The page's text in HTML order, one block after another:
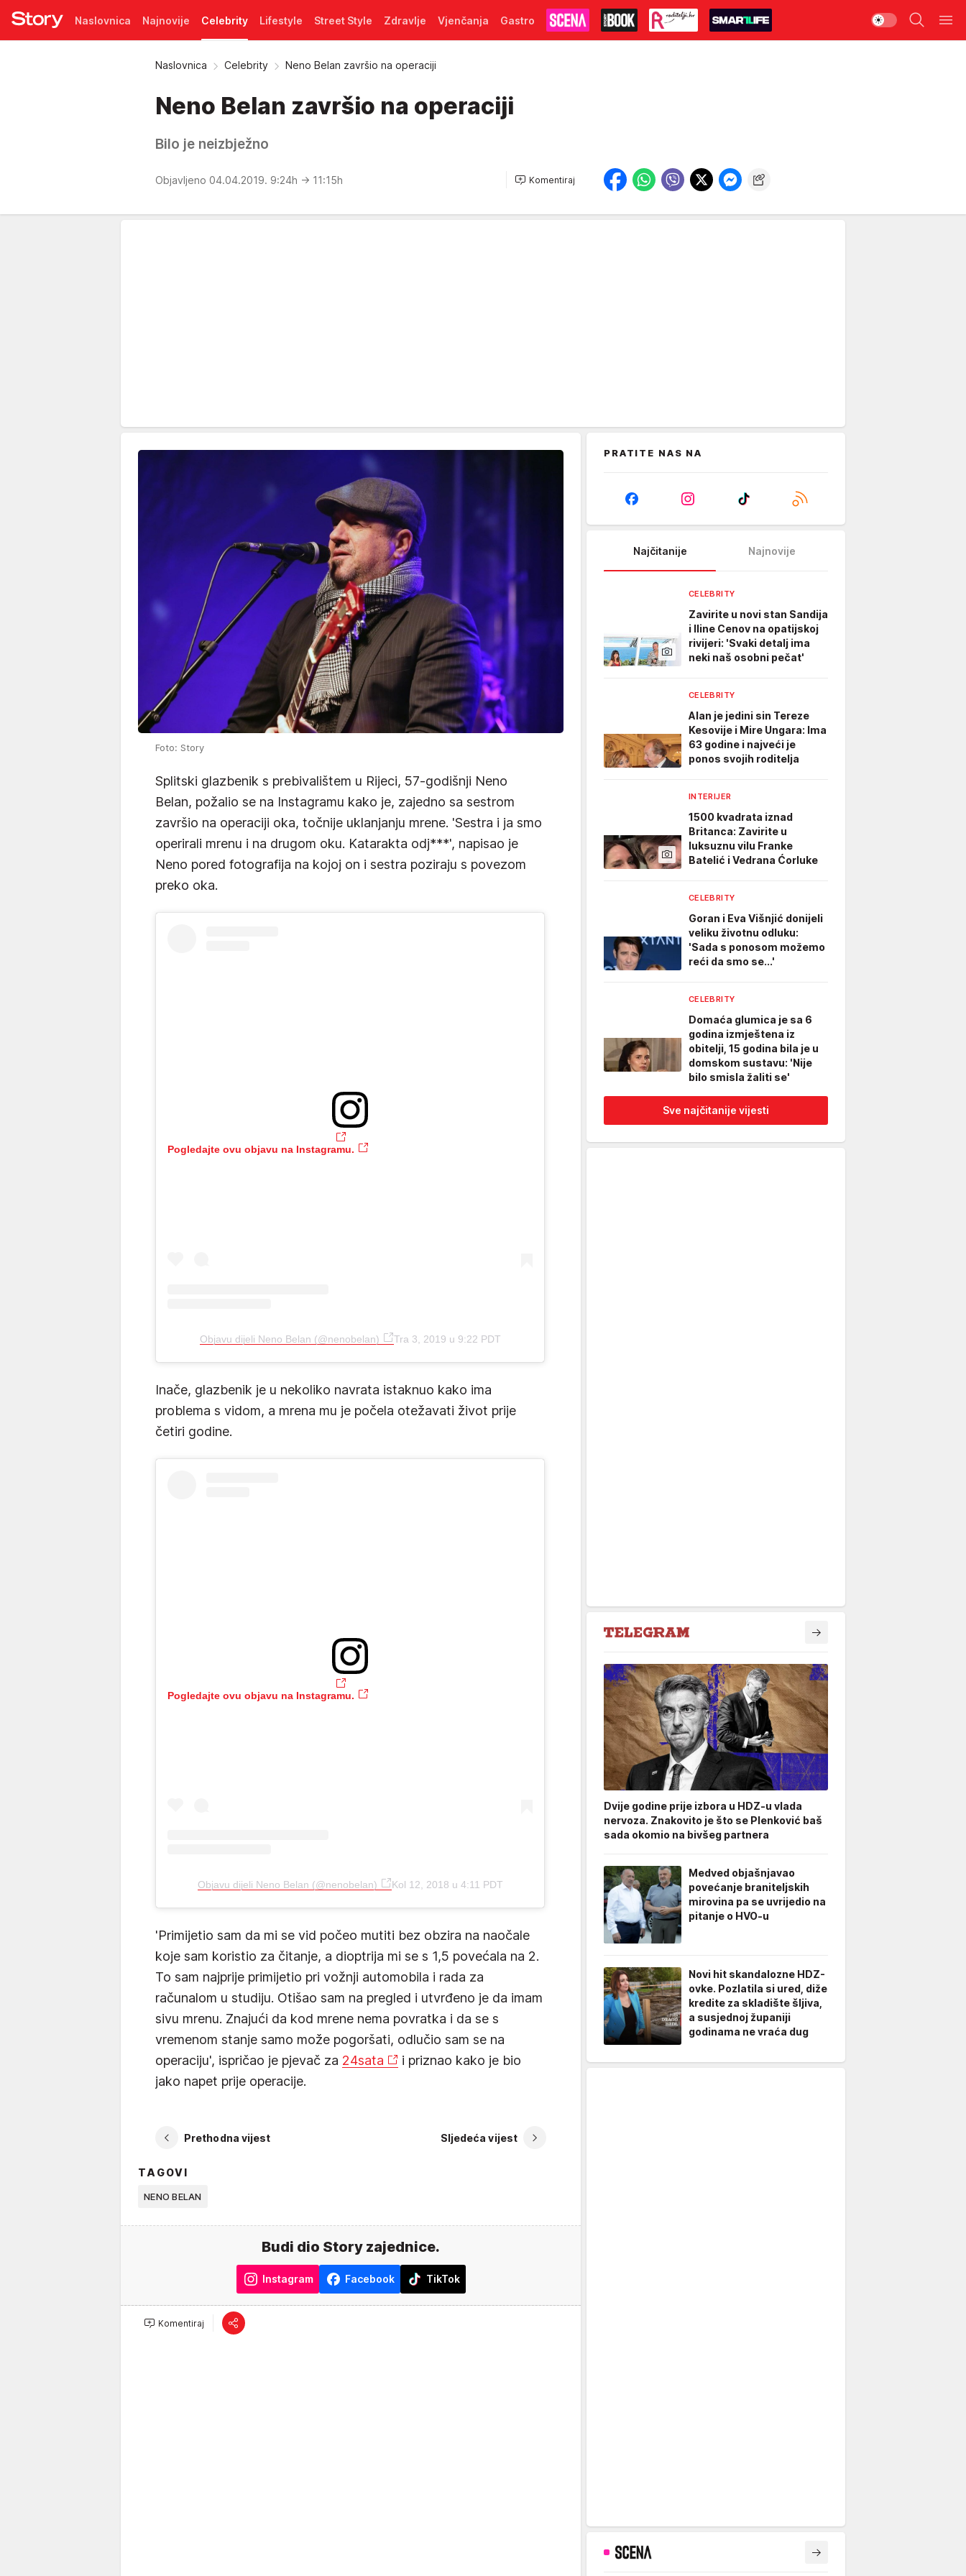
Naslovnica Najnovije Celebrity Lifestyle Street Style Zdravlje Vjenčanja Gastro
Naslovnica Celebrity Neno Belan završio na operaciji
Neno Belan završio na operaciji
Bilo je neizbježno
Objavljeno 04.04.2019. 9:24h → 11:15h Komentiraj
Foto: Story
Splitski glazbenik s prebivalištem u Rijeci, 57-godišnji Neno
Belan, požalio se na Instagramu kako je, zajedno sa sestrom
završio na operaciji oka, točnije uklanjanju mrene. 'Sestra i ja smo
operirali mrenu i na drugom oku. Katarakta odj***', napisao je
Neno pored fotografija na kojoj on i sestra poziraju s povezom
preko oka.
Pogledajte ovu objavu na Instagramu.
Objavu dijeli Neno Belan (@nenobelan) Tra 3, 2019 u 9:22 PDT
Inače, glazbenik je u nekoliko navrata istaknuo kako ima
problema s vidom, a mrena mu je počela otežavati život prije
četiri godine.
Pogledajte ovu objavu na Instagramu.
Objavu dijeli Neno Belan (@nenobelan) Kol 12, 2018 u 4:11 PDT
'Primijetio sam da mi se vid počeo mutiti bez obzira na naočale
koje sam koristio za čitanje, a dioptrija mi se s 1,5 povećala na 2.
To sam najprije primijetio pri vožnji automobila i rada za
računalom u studiju. Otišao sam na pregled i utvrđeno je da imam
sivu mrenu. Znajući da kod mrene nema povratka i da se s
vremenom stanje samo može pogoršati, odlučio sam se na
operaciju', ispričao je pjevač za 24sata
i priznao kako je bio
jako napet prije operacije.
Prethodna vijest Sljedeća vijest
TAGOVI
NENO BELAN
Budi dio Story zajednice.
Instagram Facebook TikTok
Komentiraj
PRATITE NAS NA
Najčitanije Najnovije
CELEBRITY
Zavirite u novi stan Sandija
i Iline Cenov na opatijskoj
rivijeri: 'Svaki detalj ima
neki naš osobni pečat'
CELEBRITY
Alan je jedini sin Tereze
Kesovije i Mire Ungara: Ima
63 godine i najveći je
ponos svojih roditelja
INTERIJER
1500 kvadrata iznad
Britanca: Zavirite u
luksuznu vilu Franke
Batelić i Vedrana Ćorluke
CELEBRITY
Goran i Eva Višnjić donijeli
veliku životnu odluku:
'Sada s ponosom možemo
reći da smo se...'
CELEBRITY
Domaća glumica je sa 6
godina izmještena iz
obitelji, 15 godina bila je u
domskom sustavu: 'Nije
bilo smisla žaliti se'
Sve najčitanije vijesti
Dvije godine prije izbora u HDZ-u vlada
nervoza. Znakovito je što se Plenković baš
sada okomio na bivšeg partnera
Medved objašnjavao
povećanje braniteljskih
mirovina pa se uvrijedio na
pitanje o HVO-u
Novi hit skandalozne HDZ-
ovke. Pozlatila si ured, diže
kredite za skladište šljiva,
a susjednoj županiji
godinama ne vraća dug